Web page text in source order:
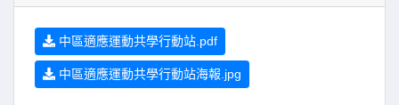
中區適應運動共學行動站.pdf
中區適應運動共學行動站海報.jpg